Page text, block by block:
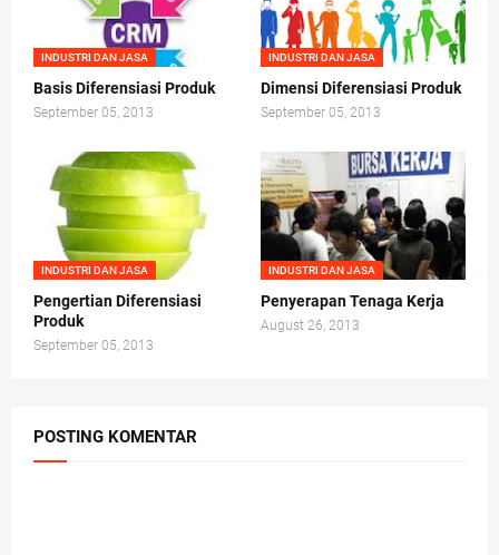
INDUSTRI DAN JASA
Basis Diferensiasi Produk
September 05, 2013
INDUSTRI DAN JASA
Dimensi Diferensiasi Produk
September 05, 2013
INDUSTRI DAN JASA
Pengertian Diferensiasi
Produk
September 05, 2013
INDUSTRI DAN JASA
Penyerapan Tenaga Kerja
August 26, 2013
POSTING KOMENTAR